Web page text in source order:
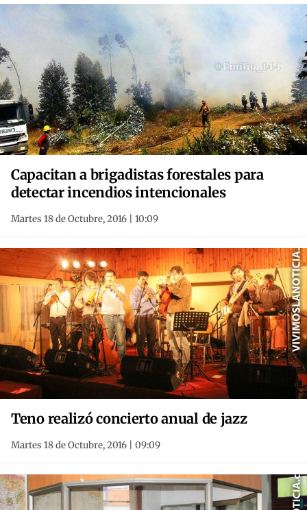
Capacitan a brigadistas forestales para
detectar incendios intencionales
Martes 18 de Octubre, 2016 | 10:09
Teno realizó concierto anual de jazz
Martes 18 de Octubre, 2016 | 09:09